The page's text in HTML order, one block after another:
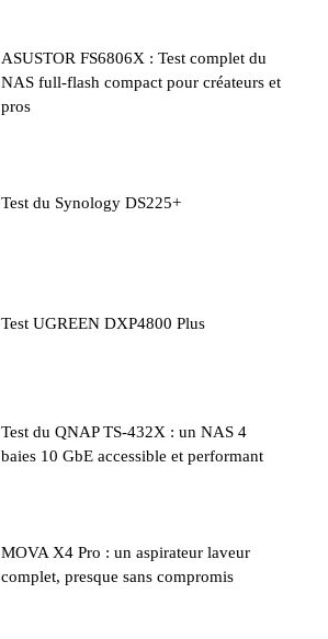
ASUSTOR FS6806X : Test complet du
NAS full-flash compact pour créateurs et
pros
Test du Synology DS225+
Test UGREEN DXP4800 Plus
Test du QNAP TS-432X : un NAS 4
baies 10 GbE accessible et performant
MOVA X4 Pro : un aspirateur laveur
complet, presque sans compromis